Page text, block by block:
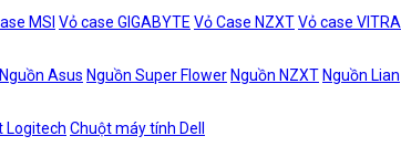
MSI Vỏ case GIGABYTE Vỏ Case NZXTVỏ case VITRA
Nguồn Asus Nguồn Super Flower Nguồn NZXT Nguồn Lian
Logitech Chuột máy tính Dell